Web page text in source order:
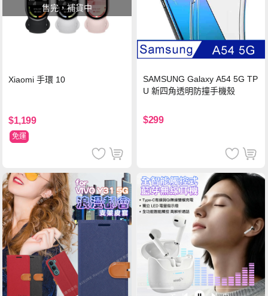
售完，補貨中
Xiaomi 手環 10
$1,199
免運
SAMSUNG Galaxy A54 5G TP
U 新四角透明防撞手機殼
$299